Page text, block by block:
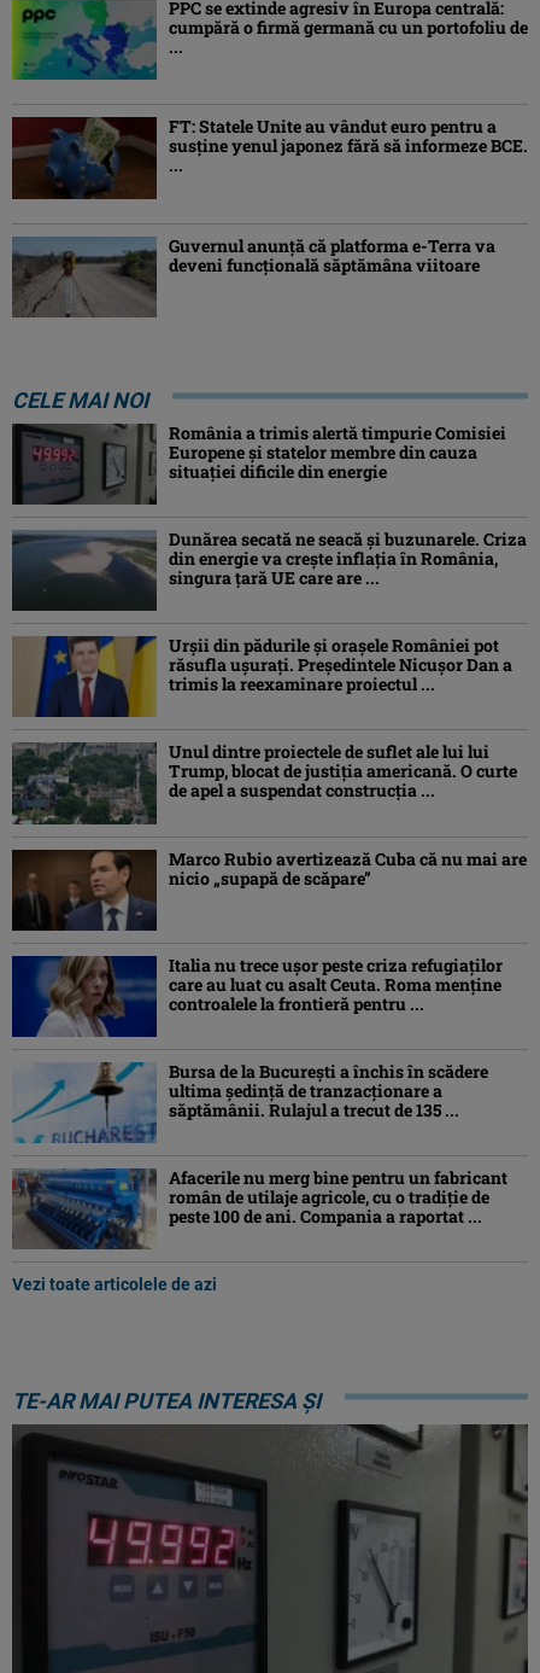
PPC se extinde agresiv în Europa centrală:
cumpără o firmă germană cu un portofoliu de
...
FT: Statele Unite au vândut euro pentru a
susține yenul japonez fără să informeze BCE.
...
Guvernul anunță că platforma e-Terra va
deveni funcţională săptămâna viitoare
CELE MAI NOI
România a trimis alertă timpurie Comisiei
Europene și statelor membre din cauza
situației dificile din energie
Dunărea secată ne seacă și buzunarele. Criza
din energie va crește inflația în România,
singura țară UE care are ...
Urșii din pădurile și orașele României pot
răsufla ușurați. Președintele Nicușor Dan a
trimis la reexaminare proiectul ...
Unul dintre proiectele de suflet ale lui lui
Trump, blocat de justiția americană. O curte
de apel a suspendat construcția ...
Marco Rubio avertizează Cuba că nu mai are
nicio „supapă de scăpare”
Italia nu trece ușor peste criza refugiaților
care au luat cu asalt Ceuta. Roma menține
controalele la frontieră pentru ...
Bursa de la București a închis în scădere
ultima ședință de tranzacționare a
săptămânii. Rulajul a trecut de 135 ...
Afacerile nu merg bine pentru un fabricant
român de utilaje agricole, cu o tradiție de
peste 100 de ani. Compania a raportat ...
Vezi toate articolele de azi
TE-AR MAI PUTEA INTERESA ȘI